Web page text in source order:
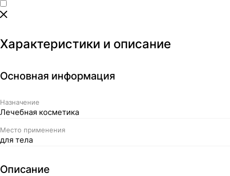
Характеристики и описание
Основная информация
Назначение
Лечебная косметика
Место применения
для тела
Описание